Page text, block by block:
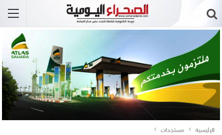
الرئيسية مستجدات